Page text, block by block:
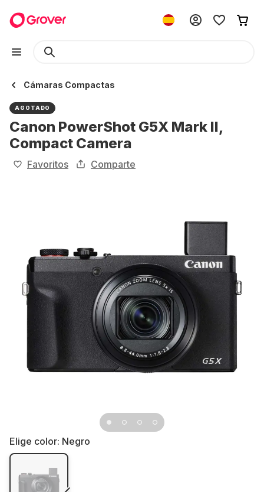
Cámaras Compactas
AGOTADO
Canon PowerShot G5X Mark II,
Compact Camera
Favoritos Comparte
Elige color: Negro